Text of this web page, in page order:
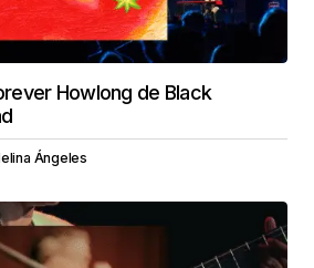
Howlong de Black
Ángeles